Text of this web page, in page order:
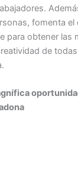
fomenta el
para obtener las
de